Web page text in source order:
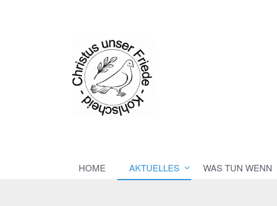
HOME AKTUELLES WAS TUN WENN